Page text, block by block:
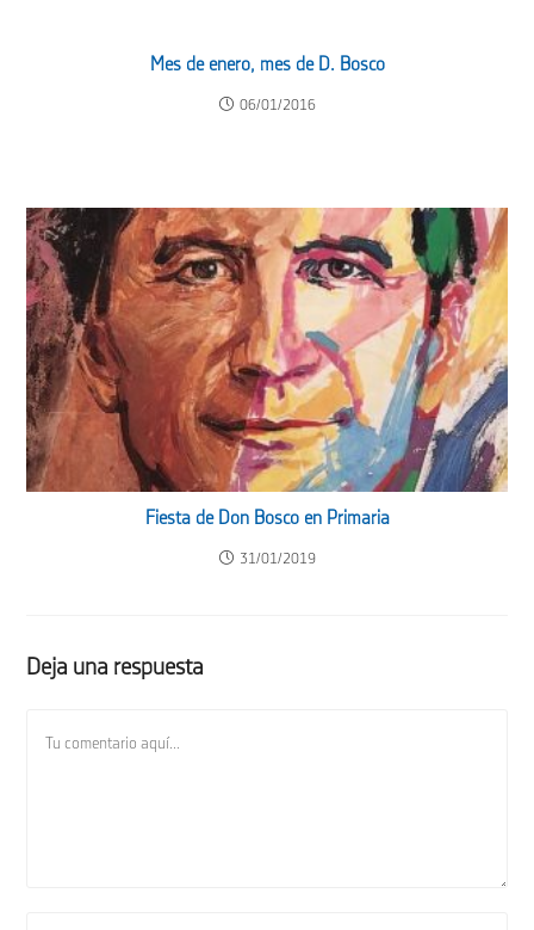
Mes de enero, mes de D. Bosco
06/01/2016
Fiesta de Don Bosco en Primaria
31/01/2019
Deja una respuesta